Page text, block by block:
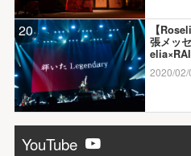
20
【
張メッ
2020/02/
YouTube